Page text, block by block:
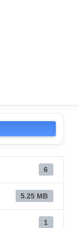
6
5.25 MB
1